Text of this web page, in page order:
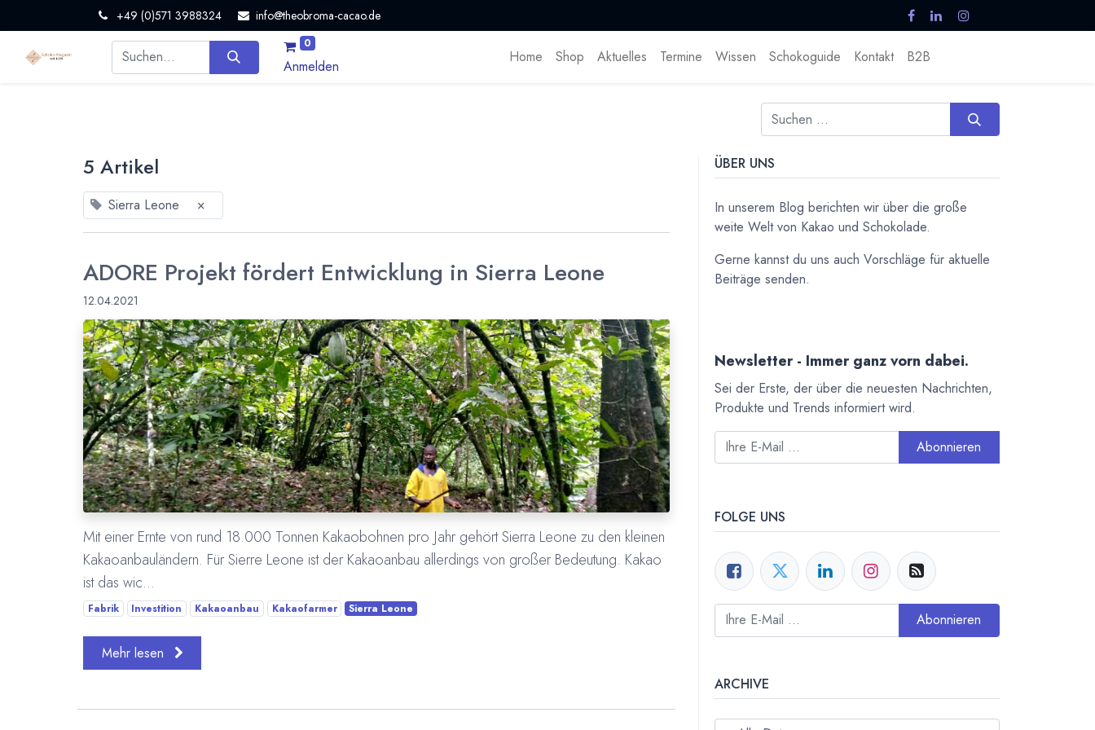
+49 (0)571 3988324 info@theobroma-cacao.de
0
Anmelden
Home Shop Aktuelles Termine Wissen Schokoguide Kontakt B2B
5 Artikel
Sierra Leone ×
ADORE Projekt fördert Entwicklung in Sierra Leone
12.04.2021
Mit einer Ernte von rund 18.000 Tonnen Kakaobohnen pro Jahr gehört Sierra Leone zu den kleinen
Kakaoanbauländern. Für Sierre Leone ist der Kakaoanbau allerdings von großer Bedeutung. Kakao
ist das wic...
Fabrik Investition Kakaoanbau Kakaofarmer Sierra Leone
Mehr lesen
ÜBER UNS
In unserem Blog berichten wir über die große
weite Welt von Kakao und Schokolade.
Gerne kannst du uns auch Vorschläge für aktuelle
Beiträge senden.
Newsletter - Immer ganz vorn dabei.
Sei der Erste, der über die neuesten Nachrichten,
Produkte und Trends informiert wird.
Abonnieren
FOLGE UNS
Abonnieren
ARCHIVE